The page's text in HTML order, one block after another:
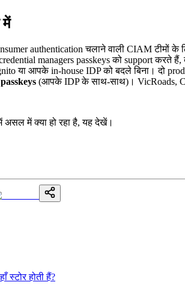
में
authentication चलाने वाली CIAM टीमों के
managers passkeys को support करते
या आपके in-house IDP को बदले बिना। दो
(आपके IDP के साथ-साथ)। VicRoads,
में क्या हो रहा है, यह देखें।
स्टोर होती हैं?